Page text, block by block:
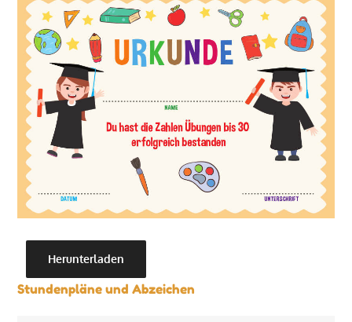
Herunterladen
Stundenpläne und Abzeichen